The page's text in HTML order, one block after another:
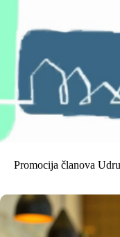
Promocija članova